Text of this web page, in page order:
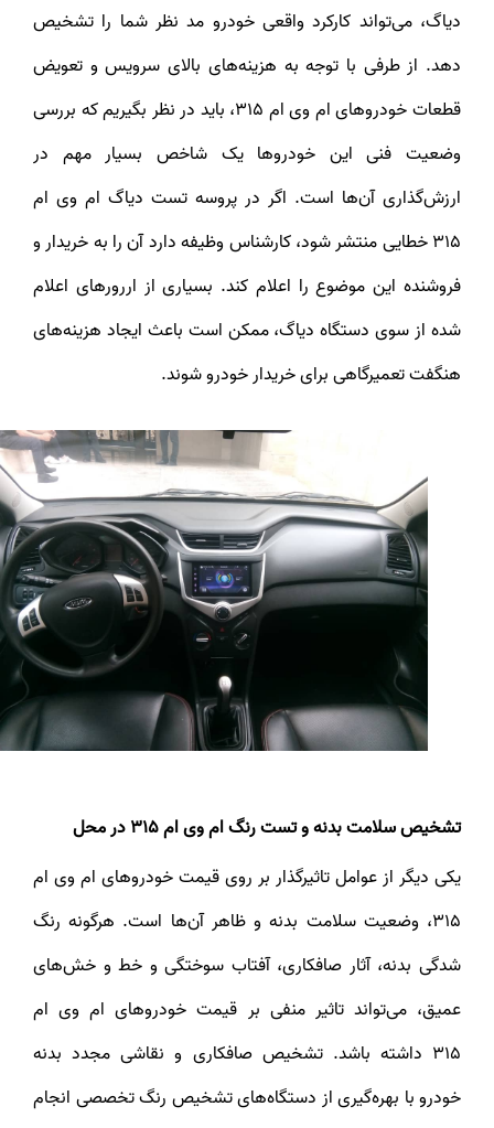
دیاگ، می‌تواند کارکرد واقعی خودرو مد نظر شما را تشخیص
دهد. از طرفی با توجه به هزینه‌های بالای سرویس و تعویض
قطعات خودروهای ام وی ام 315، باید در نظر بگیریم که بررسی
وضعیت فنی این خودروها یک شاخص بسیار مهم در
ارزش‌گذاری آن‌ها است. اگر در پروسه تست دیاگ ام وی ام
315 خطایی منتشر شود، کارشناس وظیفه دارد آن را به خریدار و
فروشنده این موضوع را اعلام کند. بسیاری از اررورهای اعلام
شده از سوی دستگاه دیاگ، ممکن است باعث ایجاد هزینه‌های
هنگفت تعمیرگاهی برای خریدار خودرو شوند.
تشخیص سلامت بدنه و تست رنگ ام وی ام 315 در محل
یکی دیگر از عوامل تاثیرگذار بر روی قیمت خودروهای ام وی ام
315، وضعیت سلامت بدنه و ظاهر آن‌ها است. هرگونه رنگ
شدگی بدنه، آثار صافکاری، آفتاب سوختگی و خط و خش‌های
عمیق، می‌تواند تاثیر منفی بر قیمت خودروهای ام وی ام
315 داشته باشد. تشخیص صافکاری و نقاشی مجدد بدنه
خودرو با بهره‌گیری از دستگاه‌های تشخیص رنگ تخصصی انجام